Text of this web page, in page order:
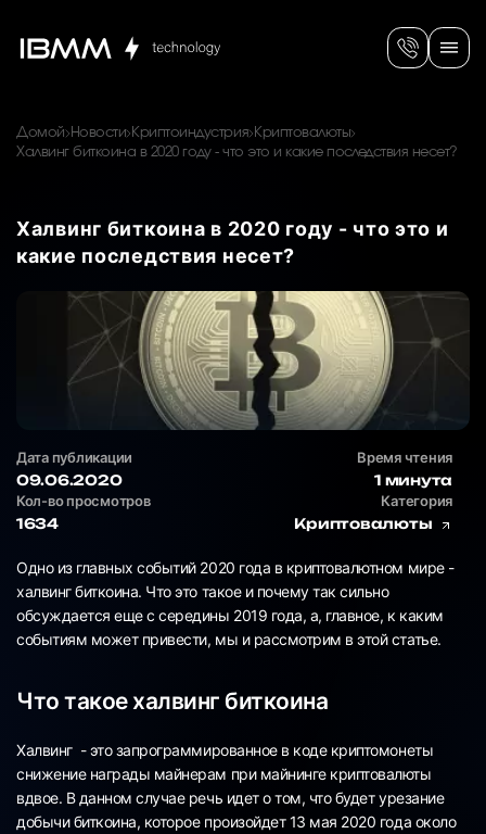
Домой Новости Криптоиндустрия Криптовалюты
Халвинг биткоина в 2020 году - что это и какие последствия несет?
Халвинг биткоина в 2020 году - что это и
какие последствия несет?
Дата публикации
09.06.2020
Время чтения
1 минута
Кол-во просмотров
1634
Категория
Криптовалюты
Одно из главных событий 2020 года в криптовалютном мире -
халвинг биткоина. Что это такое и почему так сильно
обсуждается еще с середины 2019 года, а, главное, к каким
событиям может привести, мы и рассмотрим в этой статье.
Что такое халвинг биткоина
Халвинг - это запрограммированное в коде криптомонеты
снижение награды майнерам при майнинге криптовалюты
вдвое. В данном случае речь идет о том, что будет урезание
добычи биткоина, которое произойдет 13 мая 2020 года около